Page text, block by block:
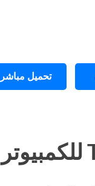
تحميل مباشر